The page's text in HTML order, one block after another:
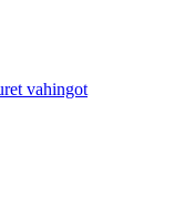
vahingot